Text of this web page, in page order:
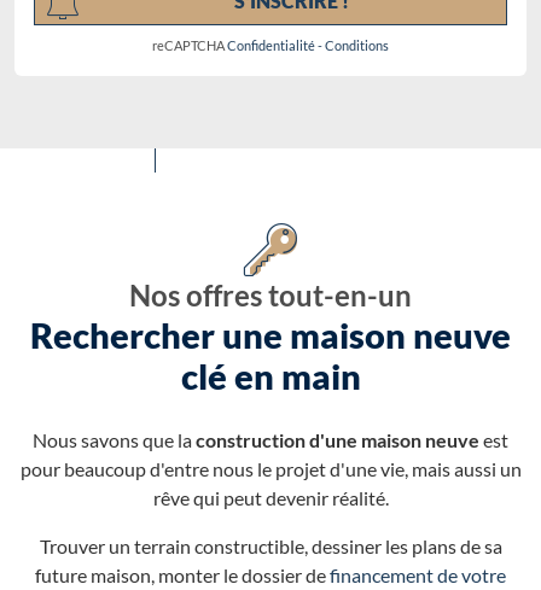
reCAPTCHAConfidentialité-Conditions
Nos offres tout-en-un
Rechercher une maison neuve
clé en main
Nous savons que laconstruction d'une maison neuve est
pour beaucoup d'entre nous le projet d'une vie, mais aussi un
rêve qui peut devenir réalité.
Trouver un terrain constructible, dessiner les plans de sa
future maison, monter le dossier definancement de votre